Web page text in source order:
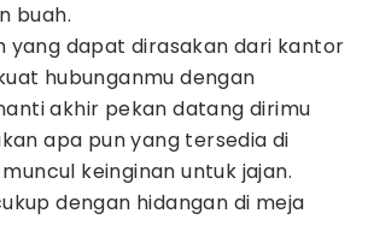
buah.
yang dapat dirasakan dari kantor
hubunganmu dengan
akhir pekan datang dirimu
apa pun yang tersedia di
keinginan untuk jajan.
dengan hidangan di meja